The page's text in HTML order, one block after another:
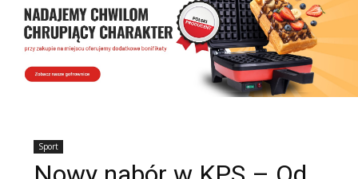
Sport